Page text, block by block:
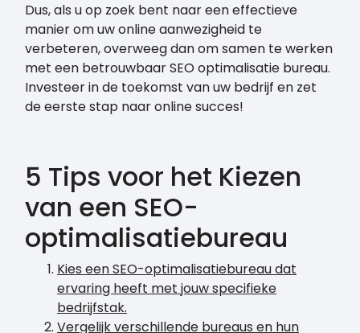
Dus, als u op zoek bent naar een effectieve
manier om uw online aanwezigheid te
verbeteren, overweeg dan om samen te werken
met een betrouwbaar SEO optimalisatie bureau.
Investeer in de toekomst van uw bedrijf en zet
de eerste stap naar online succes!
5 Tips voor het Kiezen
van een SEO-
optimalisatiebureau
Kies een SEO-optimalisatiebureau dat
ervaring heeft met jouw specifieke
bedrijfstak.
Vergelijk verschillende bureaus en hun